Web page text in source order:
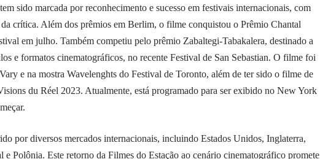
sido marcada por reconhecimento e sucesso em festivais internacionais, com
crítica. Além dos prêmios em Berlim, o filme conquistou o Prêmio Chantal
em julho. Também competiu pelo prêmio Zabaltegi-Tabakalera, destinado a
e formatos cinematográficos, no recente Festival de San Sebastian. O filme foi
e na mostra Wavelenghts do Festival de Toronto, além de ter sido o filme de
du Réel 2023. Atualmente, está programado para ser exibido no New York
por diversos mercados internacionais, incluindo Estados Unidos, Inglaterra,
e Polônia. Este retorno da Filmes do Estação ao cenário cinematográfico promete